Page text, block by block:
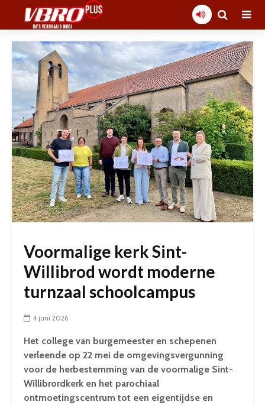
Voormalige kerk Sint-
Willibrod wordt moderne
turnzaal schoolcampus
4 juni 2026
Het college van burgemeester en schepenen
verleende op 22 mei de omgevingsvergunning
voor de herbestemming van de voormalige Sint-
Willibrordkerk en het parochiaal
ontmoetingscentrum tot een eigentijdse en